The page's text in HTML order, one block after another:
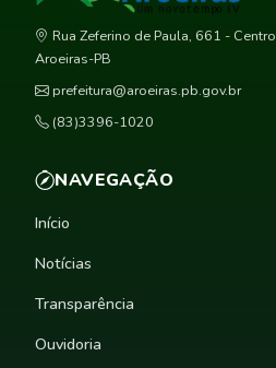
Rua Zeferino de Paula, 661 - Centro
Aroeiras-PB
prefeitura@aroeiras.pb.gov.br
(83)3396-1020
NAVEGAÇÃO
Início
Notícias
Transparência
Ouvidoria